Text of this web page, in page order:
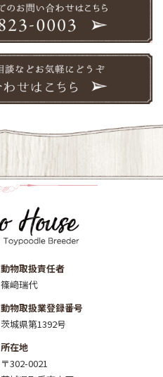
動物取扱責任者
篠﨑瑞代
動物取扱業登録番号
茨城県第1392号
所在地
〒302-0021